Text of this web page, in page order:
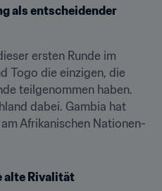
als entscheidender
ersten Runde im
Togo die einzigen, die
teilgenommen haben.
dabei. Gambia hat
Afrikanischen Nationen-
alte Rivalität